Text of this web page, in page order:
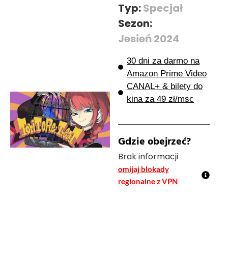
Typ:Specjał
Sezon:
Jesień 2024
30 dni za darmo na
Amazon Prime Video
CANAL+ & bilety do
kina za 49 zł/msc
Gdzie obejrzeć?
Brak informacji
omijaj blokady
regionalne z VPN